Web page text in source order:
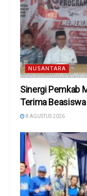
NUSANTARA
Sinergi Pemkab
Terima
8 AGUSTUS 2026